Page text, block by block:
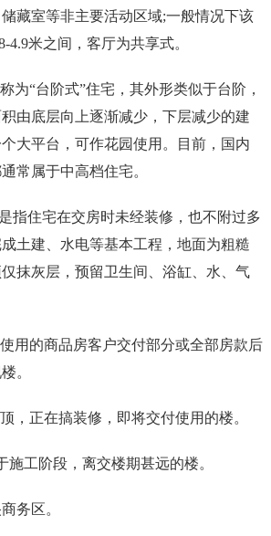
藏室等非主要活动区域;一般情况下该
4.9米之间，客厅为共享式。
为“台阶式”住宅，其外形类似于台阶，
由底层向上逐渐减少，下层减少的建
大平台，可作花园使用。目前，国内
常属于中高档住宅。
指住宅在交房时未经装修，也不附过多
土建、水电等基本工程，地面为粗糙
抹灰层，预留卫生间、浴缸、水、气
用的商品房客户交付部分或全部房款后
。
，正在搞装修，即将交付使用的楼。
施工阶段，离交楼期甚远的楼。
务区。